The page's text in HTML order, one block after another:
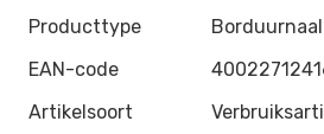
Producttype
EAN-code
Artikelsoort